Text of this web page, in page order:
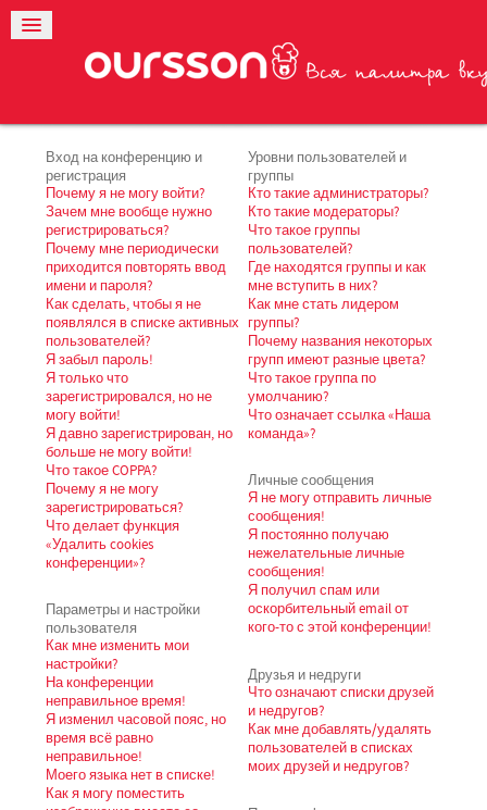
Вход на конференцию и
регистрация
Почему я не могу войти?
Зачем мне вообще нужно
регистрироваться?
Почему мне периодически
приходится повторять ввод
имени и пароля?
Как сделать, чтобы я не
появлялся в списке активных
пользователей?
Я забыл пароль!
Я только что
зарегистрировался, но не
могу войти!
Я давно зарегистрирован, но
больше не могу войти!
Что такое COPPA?
Почему я не могу
зарегистрироваться?
Что делает функция
«Удалить cookies
конференции»?
Параметры и настройки
пользователя
Как мне изменить мои
настройки?
На конференции
неправильное время!
Я изменил часовой пояс, но
время всё равно
неправильное!
Моего языка нет в списке!
Как я могу поместить
Уровни пользователей и
группы
Кто такие администраторы?
Кто такие модераторы?
Что такое группы
пользователей?
Где находятся группы и как
мне вступить в них?
Как мне стать лидером
группы?
Почему названия некоторых
групп имеют разные цвета?
Что такое группа по
умолчанию?
Что означает ссылка «Наша
команда»?
Личные сообщения
Я не могу отправить личные
сообщения!
Я постоянно получаю
нежелательные личные
сообщения!
Я получил спам или
оскорбительный email от
кого-то с этой конференции!
Друзья и недруги
Что означают списки друзей
и недругов?
Как мне добавлять/удалять
пользователей в списках
моих друзей и недругов?